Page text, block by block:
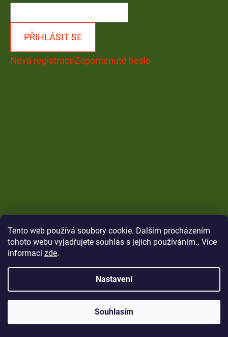
Tento web používá soubory cookie. Dalším procházením
tohoto webu vyjadřujete souhlas s jejich používáním.. Více
informací zde.
Nastavení
Souhlasím
PŘIHLÁSIT SE
Nová registraceZapomenuté heslo
Copyright 2026CARP Brothers. Všechna práva